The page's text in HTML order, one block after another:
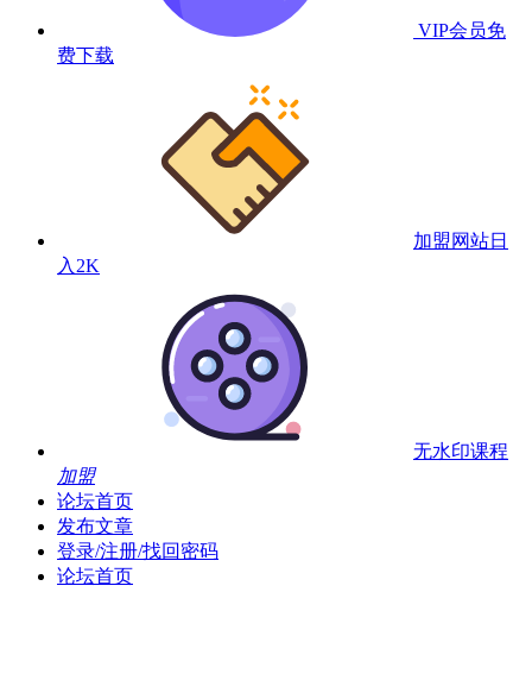
VIP会员免
费下载
加盟网站日
入2K
无水印课程
加盟
论坛首页
发布文章
登录/注册/找回密码
论坛首页